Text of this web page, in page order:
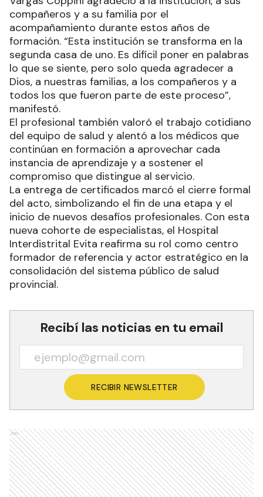
compañeros y a su familia por el
acompañamiento durante estos años de
formación. “Esta institución se transforma en la
segunda casa de uno. Es difícil poner en palabras
lo que se siente, pero solo queda agradecer a
Dios, a nuestras familias, a los compañeros y a
todos los que fueron parte de este proceso”,
manifestó.
El profesional también valoró el trabajo cotidiano
del equipo de salud y alentó a los médicos que
continúan en formación a aprovechar cada
instancia de aprendizaje y a sostener el
compromiso que distingue al servicio.
La entrega de certificados marcó el cierre formal
del acto, simbolizando el fin de una etapa y el
inicio de nuevos desafíos profesionales. Con esta
nueva cohorte de especialistas, el Hospital
Interdistrital Evita reafirma su rol como centro
formador de referencia y actor estratégico en la
consolidación del sistema público de salud
provincial.
Recibí las noticias en tu email
RECIBIR NEWSLETTER
Ads